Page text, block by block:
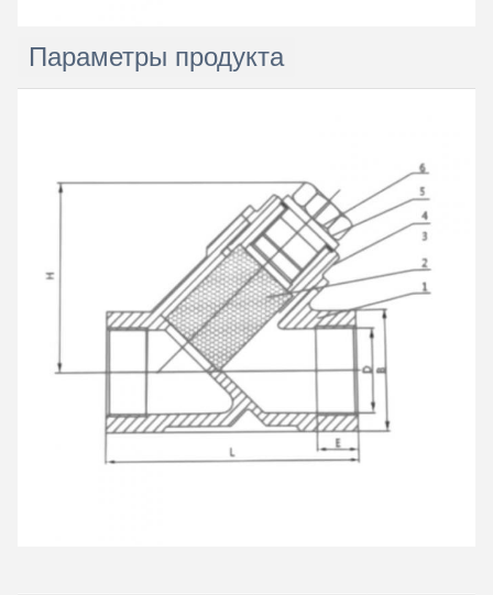
Отправить
Параметры продукта